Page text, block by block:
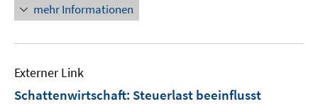
mehr Informationen
Externer Link
Schattenwirtschaft: Steuerlast beeinflusst